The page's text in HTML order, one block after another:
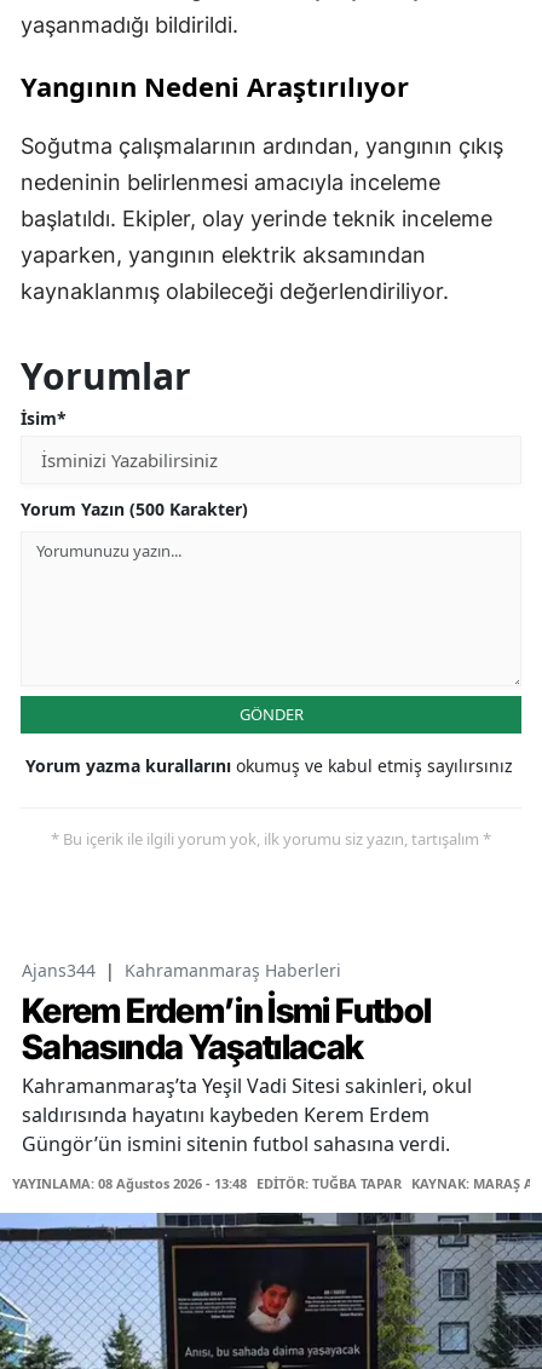
yaşanmadığı bildirildi.
Yangının Nedeni Araştırılıyor
Soğutma çalışmalarının ardından, yangının çıkış
nedeninin belirlenmesi amacıyla inceleme
başlatıldı. Ekipler, olay yerinde teknik inceleme
yaparken, yangının elektrik aksamından
kaynaklanmış olabileceği değerlendiriliyor.
Yorumlar
İsim*
Yorum Yazın (500 Karakter)
GÖNDER
Yorum yazma kurallarını okumuş ve kabul etmiş sayılırsınız
* Bu içerik ile ilgili yorum yok, ilk yorumu siz yazın, tartışalım *
Ajans344 | Kahramanmaraş Haberleri
Kerem Erdem’in İsmi Futbol
Sahasında Yaşatılacak
Kahramanmaraş’ta Yeşil Vadi Sitesi sakinleri, okul
saldırısında hayatını kaybeden Kerem Erdem
Güngör’ün ismini sitenin futbol sahasına verdi.
YAYINLAMA: 08 Ağustos 2026 - 13:48 EDİTÖR: TUĞBA TAPAR KAYNAK: MARAŞ